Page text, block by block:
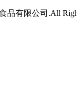
品有限公司.All